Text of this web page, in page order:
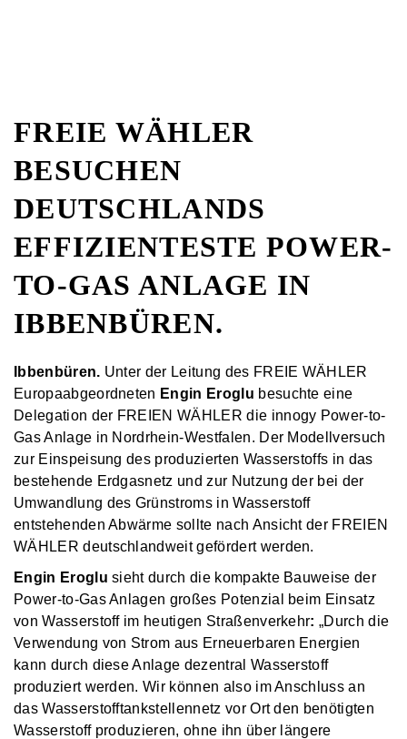
FREIE WÄHLER
BESUCHEN
DEUTSCHLANDS
EFFIZIENTESTE POWER-
TO-GAS ANLAGE IN
IBBENBÜREN.
Ibbenbüren. Unter der Leitung des FREIE WÄHLER
Europaabgeordneten Engin Eroglu besuchte eine
Delegation der FREIEN WÄHLER die innogy Power-to-
Gas Anlage in Nordrhein-Westfalen. Der Modellversuch
zur Einspeisung des produzierten Wasserstoffs in das
bestehende Erdgasnetz und zur Nutzung der bei der
Umwandlung des Grünstroms in Wasserstoff
entstehenden Abwärme sollte nach Ansicht der FREIEN
WÄHLER deutschlandweit gefördert werden.
Engin Eroglu sieht durch die kompakte Bauweise der
Power-to-Gas Anlagen großes Potenzial beim Einsatz
von Wasserstoff im heutigen Straßenverkehr:„Durch die
Verwendung von Strom aus Erneuerbaren Energien
kann durch diese Anlage dezentral Wasserstoff
produziert werden. Wir können also im Anschluss an
das Wasserstofftankstellennetz vor Ort den benötigten
Wasserstoff produzieren, ohne ihn über längere